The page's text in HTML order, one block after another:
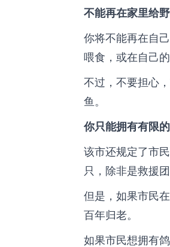
不能再在家里给
你将不能再在自
喂食，或在自己
不过，不要担心
鱼。
你只能拥有有限
该市还规定了市
只，除非是救援
但是，如果市民
百年归老。
如果市民想拥有